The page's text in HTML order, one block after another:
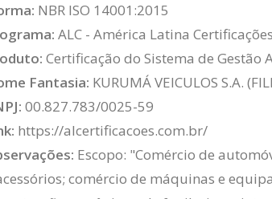
NBR ISO 14001:2015
ALC - América Latina Certificações
Certificação do Sistema de Gestão
Fantasia: KURUMÁ VEICULOS S.A.
00.827.783/0025-59
https://alcertificacoes.com.br/
Escopo: "Comércio de
comércio de máquinas e